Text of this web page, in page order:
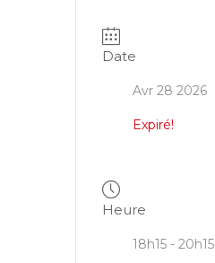
Date
Avr 28 2026
Expiré!
Heure
18h15 - 20h15